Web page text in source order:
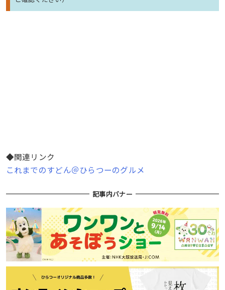
◆関連リンク
これまでのすどん＠ひらつーのグルメ
記事内バナー